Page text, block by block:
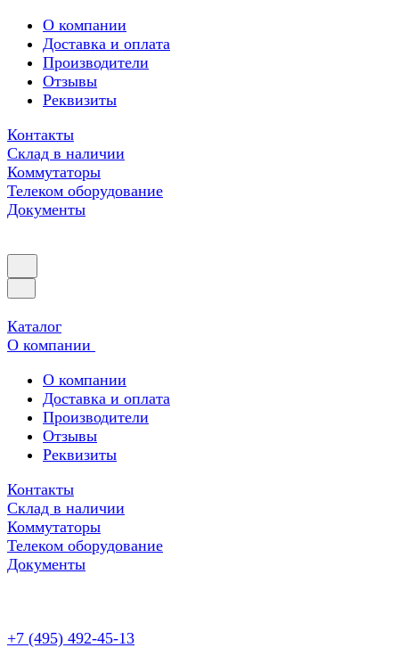
О компании
Доставка и оплата
Производители
Отзывы
Реквизиты
Контакты
Склад в наличии
Коммутаторы
Телеком оборудование
Документы
Каталог
О компании
О компании
Доставка и оплата
Производители
Отзывы
Реквизиты
Контакты
Склад в наличии
Коммутаторы
Телеком оборудование
Документы
+7 (495) 492-45-13